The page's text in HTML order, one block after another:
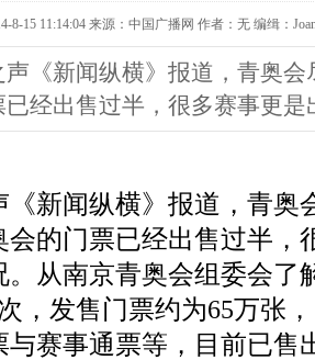
8-15 11:14:04 来源：中国广播网 作者：无 编缉：
《新闻纵横》报道，青奥
经出售过半，很多赛事更
新闻纵横》报道，青奥
会的门票已经出售过半，
。从南京青奥会组委会了
，发售门票约为65万张
与赛事通票等，目前已售